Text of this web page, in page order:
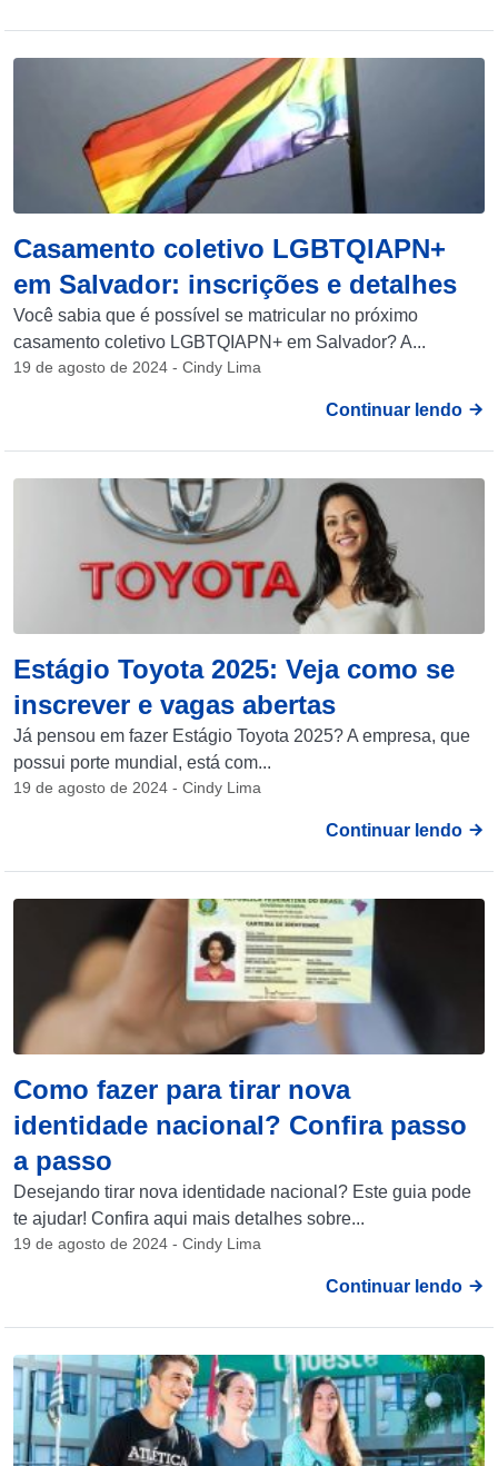
Casamento coletivo LGBTQIAPN+
em Salvador: inscrições e detalhes
Você sabia que é possível se matricular no próximo
casamento coletivo LGBTQIAPN+ em Salvador? A...
19 de agosto de 2024 - Cindy Lima
Continuar lendo
Estágio Toyota 2025: Veja como se
inscrever e vagas abertas
Já pensou em fazer Estágio Toyota 2025? A empresa, que
possui porte mundial, está com...
19 de agosto de 2024 - Cindy Lima
Continuar lendo
Como fazer para tirar nova
identidade nacional? Confira passo
a passo
Desejando tirar nova identidade nacional? Este guia pode
te ajudar! Confira aqui mais detalhes sobre...
19 de agosto de 2024 - Cindy Lima
Continuar lendo